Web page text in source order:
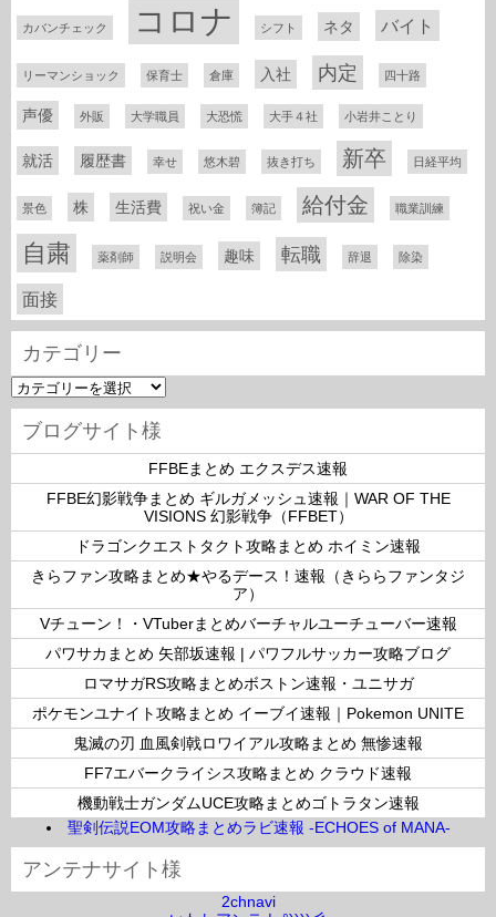
カバンチェック コロナ シフト ネタ バイト
リーマンショック 保育士 倉庫 入社 内定 四十路
声優 外販 大学職員 大恐慌 大手４社 小岩井ことり
就活 履歴書 幸せ 悠木碧 抜き打ち 新卒 日経平均
景色 株 生活費 祝い金 簿記 給付金 職業訓練
自粛 薬剤師 説明会 趣味 転職 辞退 除染
面接
カテゴリー
カ
テ
ー
ブログサイト様
FFBEまとめ エクスデス速報
FFBE幻影戦争まとめ ギルガメッシュ速報｜WAR OF THE
VISIONS 幻影戦争（FFBET）
ドラゴンクエストタクト攻略まとめ ホイミン速報
きらファン攻略まとめ★やるデース！速報（きららファンタジ
ア）
Vチューン！・VTuberまとめバーチャルユーチューバー速報
パワサカまとめ 矢部坂速報 | パワフルサッカー攻略ブログ
ロマサガRS攻略まとめボストン速報・ユニサガ
ポケモンユナイト攻略まとめ イーブイ速報｜Pokemon UNITE
鬼滅の刃 血風剣戟ロワイアル攻略まとめ 無惨速報
FF7エバークライシス攻略まとめ クラウド速報
機動戦士ガンダムUCE攻略まとめゴトラタン速報
聖剣伝説EOM攻略まとめラビ速報 -ECHOES of MANA-
アンテナサイト様
2chnavi